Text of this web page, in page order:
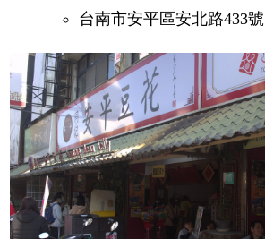
台南市安平區安北路433號